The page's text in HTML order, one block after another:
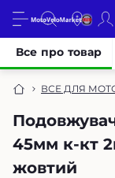
ВСЕ ДЛЯ
45мм к-кт
жовтий
Все про товар